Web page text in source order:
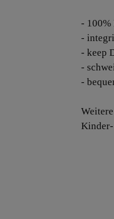
- 100%
-
- keep
-
-